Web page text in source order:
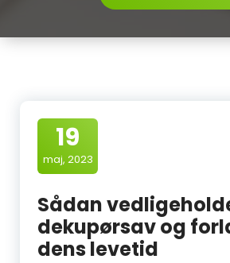
19
maj, 2023
Sådan
dekupørsav og
dens levetid